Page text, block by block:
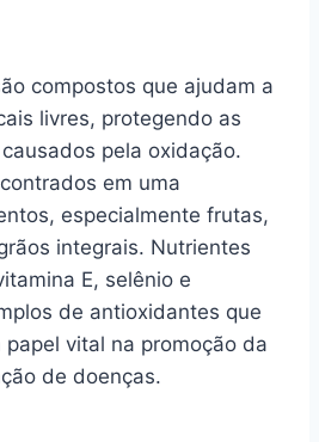
compostos que ajudam a
livres, protegendo as
pela oxidação.
em uma
especialmente frutas,
integrais. Nutrientes
E, selênio e
de antioxidantes que
vital na promoção da
de doenças.